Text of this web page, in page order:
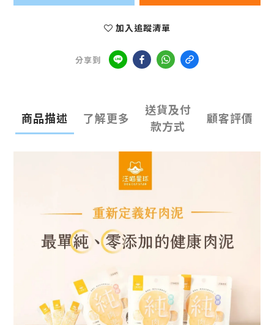
加入追蹤清單
分享到
商品描述 了解更多
送貨及付
款方式
顧客評價